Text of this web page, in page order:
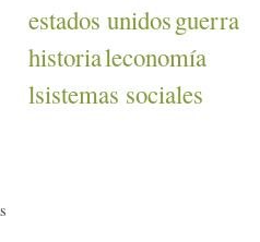
estados unidosguerra
historialeconomía
lsistemas sociales